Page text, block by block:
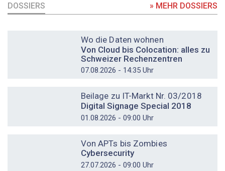
DOSSIERS » MEHR DOSSIERS
Wo die Daten wohnen
Von Cloud bis Colocation: alles zu
Schweizer Rechenzentren
07.08.2026 - 14:35 Uhr
Beilage zu IT-Markt Nr. 03/2018
Digital Signage Special 2018
01.08.2026 - 09:00 Uhr
Von APTs bis Zombies
Cybersecurity
27.07.2026 - 09:00 Uhr